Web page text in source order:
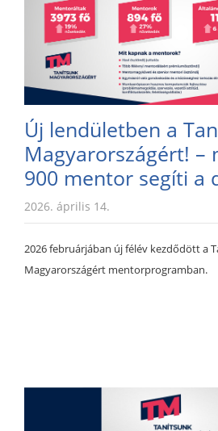
Új lendületben a
Magyarországért! –
900 mentor segíti a
2026. április 14.
2026 februárjában új félév kezdődött a
Magyarországért mentorprogramban.